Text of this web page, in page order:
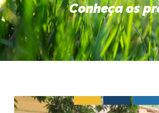
Conheça os